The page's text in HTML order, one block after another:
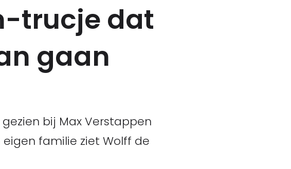
trucje dat
gaan
bij Max Verstappen
familie ziet Wolff de